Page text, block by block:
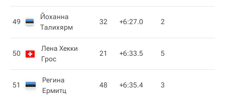
49
Йоханна
Талихярм
32 +6:27.0 2
50
Лена Хекки
Грос
21 +6:33.5 5
51
Регина
Ермитц
48 +6:35.4 3